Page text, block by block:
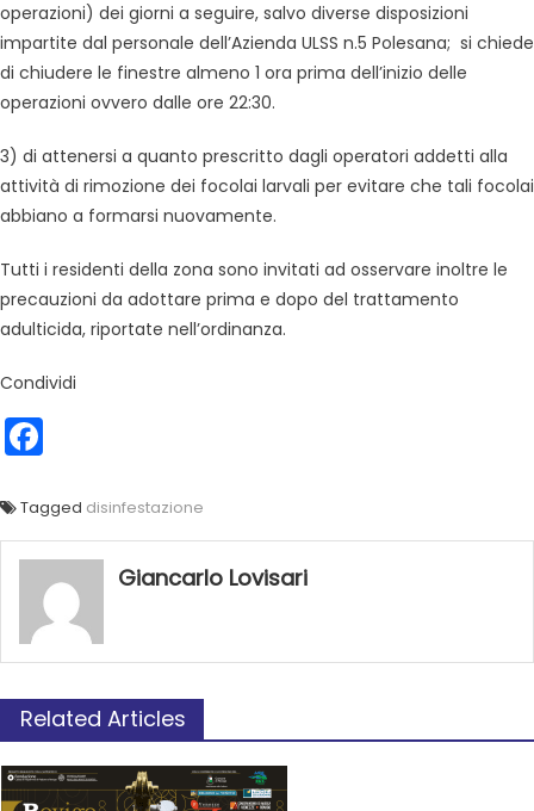
operazioni) dei giorni a seguire, salvo diverse disposizioni
impartite dal personale dell’Azienda ULSS n.5 Polesana; si chiede
di chiudere le finestre almeno 1 ora prima dell’inizio delle
operazioni ovvero dalle ore 22:30.
3) di attenersi a quanto prescritto dagli operatori addetti alla
attività di rimozione dei focolai larvali per evitare che tali focolai
abbiano a formarsi nuovamente.
Tutti i residenti della zona sono invitati ad osservare inoltre le
precauzioni da adottare prima e dopo del trattamento
adulticida, riportate nell’ordinanza.
Condividi
Tagged disinfestazione
Giancarlo Lovisari
Related Articles